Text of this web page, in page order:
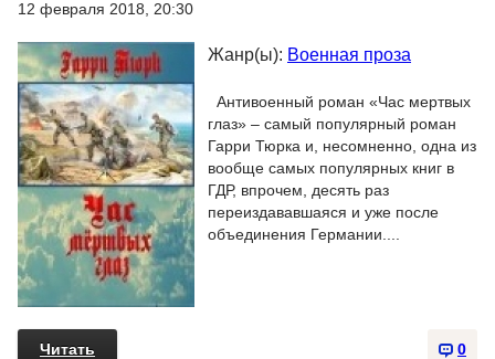
12 февраля 2018, 20:30
Жанр(ы): Военная проза
Антивоенный роман «Час мертвых
глаз» – самый популярный роман
Гарри Тюрка и, несомненно, одна из
вообще самых популярных книг в
ГДР, впрочем, десять раз
переиздававшаяся и уже после
объединения Германии....
0
Читать